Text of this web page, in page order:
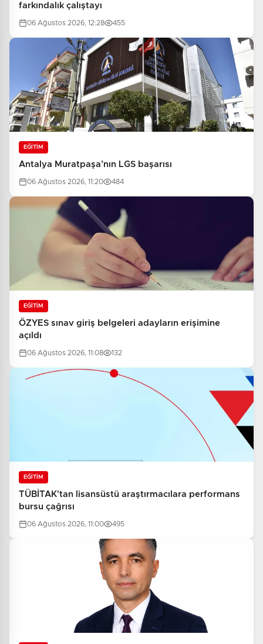
farkındalık çalıştayı
06 Ağustos 2026, 12:28 455
EĞİTİM
Antalya Muratpaşa’nın LGS başarısı
06 Ağustos 2026, 11:20 484
EĞİTİM
ÖZYES sınav giriş belgeleri adayların erişimine
açıldı
06 Ağustos 2026, 11:08 132
EĞİTİM
TÜBİTAK'tan lisansüstü araştırmacılara performans
bursu çağrısı
06 Ağustos 2026, 11:00 495